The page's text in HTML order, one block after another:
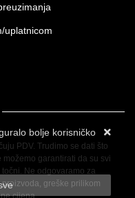
uplatnicom
PDV. Trudimo se dati što
garantirati da su svi
Ne odgovaramo za
greške prilikom
cijena.
bolje korisničko
pročitati ovdje